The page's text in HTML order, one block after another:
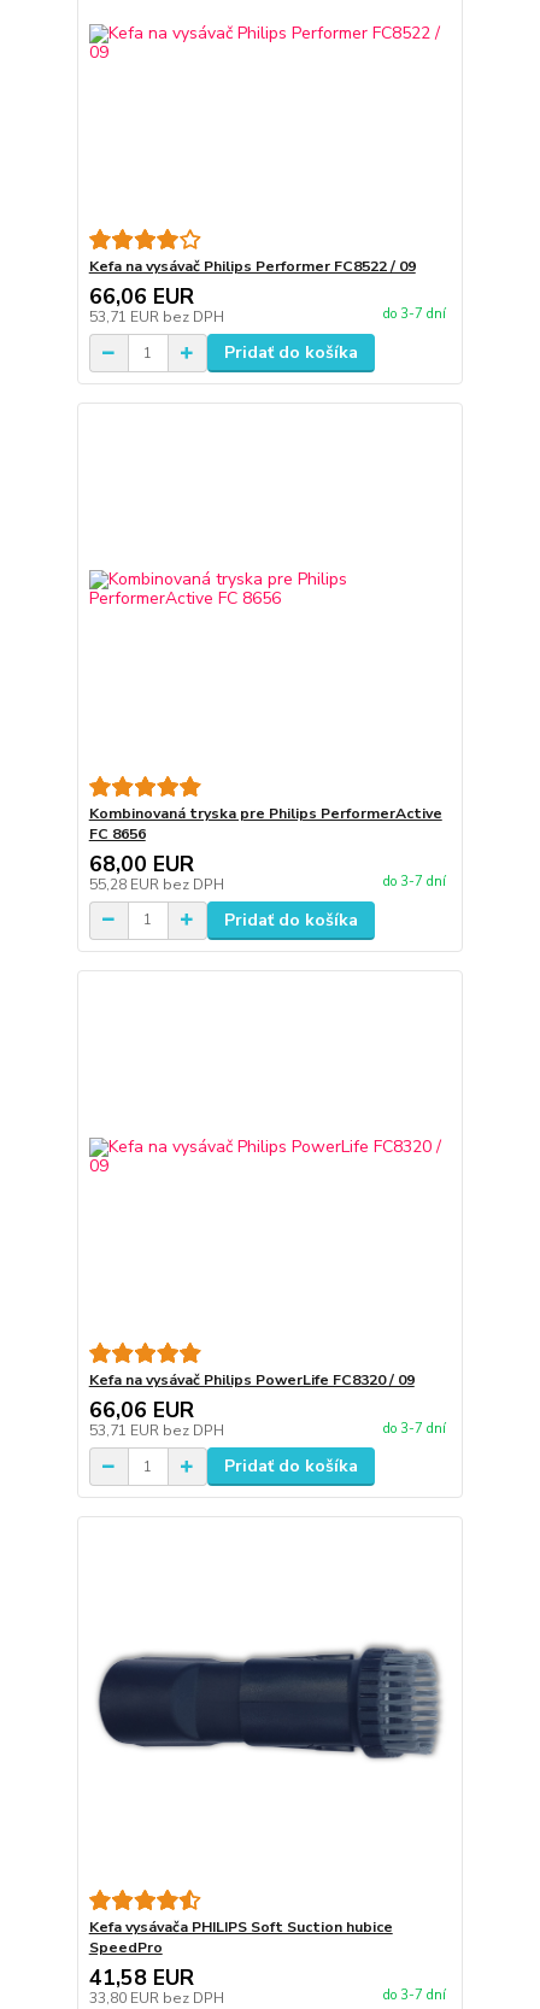
Kefa na vysávač Philips Performer FC8522 / 09
66,06 EUR
53,71 EUR bez DPH do 3-7 dní
Pridať do košíka
Kombinovaná tryska pre Philips PerformerActive
FC 8656
68,00 EUR
55,28 EUR bez DPH do 3-7 dní
Pridať do košíka
Kefa na vysávač Philips PowerLife FC8320 / 09
66,06 EUR
53,71 EUR bez DPH do 3-7 dní
Pridať do košíka
Kefa vysávača PHILIPS Soft Suction hubice
SpeedPro
41,58 EUR
33,80 EUR bez DPH do 3-7 dní